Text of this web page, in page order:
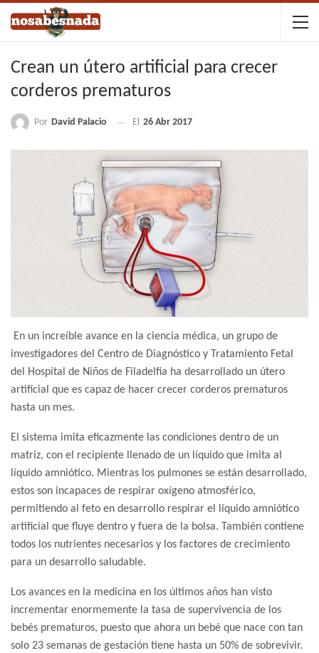
Crean un útero artificial para crecer
corderos prematuros
Por David Palacio El 26 Abr 2017
En un increíble avance en la ciencia médica, un grupo de
investigadores del Centro de Diagnóstico y Tratamiento Fetal
del Hospital de Niños de Filadelfia ha desarrollado un útero
artificial que es capaz de hacer crecer corderos prematuros
hasta un mes.
El sistema imita eficazmente las condiciones dentro de un
matriz, con el recipiente llenado de un líquido que imita al
líquido amniótico. Mientras los pulmones se están desarrollado,
estos son incapaces de respirar oxígeno atmosférico,
permitiendo al feto en desarrollo respirar el líquido amniótico
artificial que fluye dentro y fuera de la bolsa. También contiene
todos los nutrientes necesarios y los factores de crecimiento
para un desarrollo saludable.
Los avances en la medicina en los últimos años han visto
incrementar enormemente la tasa de supervivencia de los
bebés prematuros, puesto que ahora un bebé que nace con tan
solo 23 semanas de gestación tiene hasta un 50% de sobrevivir.